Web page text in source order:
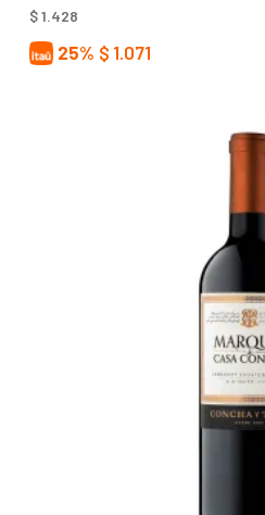
$1.428
25% $ 1.071